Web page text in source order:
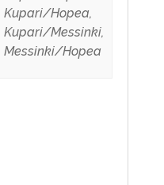
Kupari/Hopea,
Kupari/Messinki,
Messinki/Hopea